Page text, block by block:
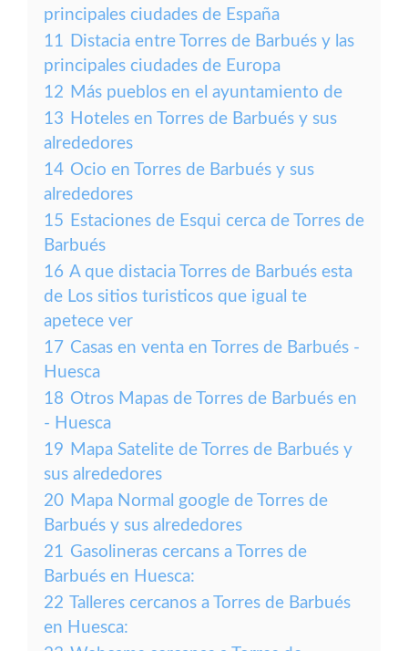
principales ciudades de España
11 Distacia entre Torres de Barbués y las
principales ciudades de Europa
12 Más pueblos en el ayuntamiento de
13 Hoteles en Torres de Barbués y sus
alrededores
14 Ocio en Torres de Barbués y sus
alrededores
15 Estaciones de Esqui cerca de Torres de
Barbués
16 A que distacia Torres de Barbués esta
de Los sitios turisticos que igual te
apetece ver
17 Casas en venta en Torres de Barbués -
Huesca
18 Otros Mapas de Torres de Barbués en
- Huesca
19 Mapa Satelite de Torres de Barbués y
sus alrededores
20 Mapa Normal google de Torres de
Barbués y sus alrededores
21 Gasolineras cercans a Torres de
Barbués en Huesca:
22 Talleres cercanos a Torres de Barbués
en Huesca: